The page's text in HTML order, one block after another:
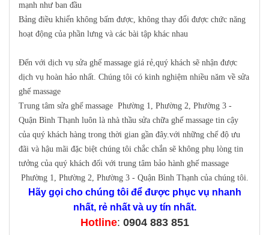
mạnh như ban đầu
Bảng điều khiển không bấm được, không thay đổi được chức năng
hoạt động của phần lưng và các bài tập khác nhau
Đến với dịch vụ sửa ghế massage giá rẻ,quý khách sẽ nhận được
dịch vụ hoàn hảo nhất. Chúng tôi có kinh nghiệm nhiều năm về sửa
ghế massage
Trung tâm sửa ghế massage Phường 1, Phường 2, Phường 3 -
Quận Bình Thạnh luôn là nhà thầu sửa chữa ghế massage tin cậy
của quý khách hàng trong thời gian gần đây.với những chế độ ưu
đãi và hậu mãi đặc biệt chúng tôi chắc chắn sẽ không phụ lòng tin
tưởng của quý khách đối với trung tâm bảo hành ghế massage
Phường 1, Phường 2, Phường 3 - Quận Bình Thạnh của chúng tôi.
Hãy gọi cho chúng tôi để được phục vụ nhanh
nhất, rẻ nhất và uy tín nhất.
Hotline: 0904 883 851